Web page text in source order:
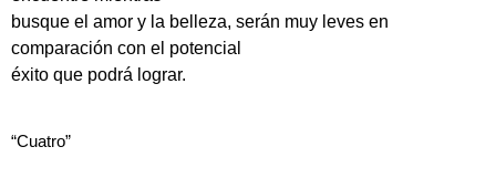
busque el amor y la belleza, serán muy leves en
comparación con el potencial
éxito que podrá lograr.
“Cuatro”